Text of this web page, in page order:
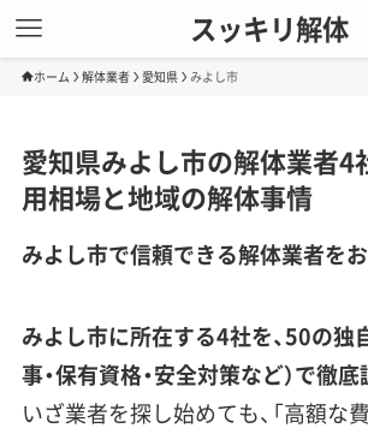
スッキリ解体
ホーム 解体業者 愛知県 みよし市
愛知県みよし市の解体業者4
用相場と地域の解体事情
みよし市で信頼できる解体業者をお
みよし市に所在する4社を、50の独
事・保有資格・安全対策など）で徹
いざ業者を探し始めても、「高額な